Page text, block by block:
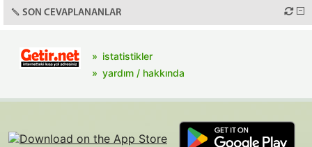
SON CEVAPLANANLAR
istatistikler
yardım / hakkında